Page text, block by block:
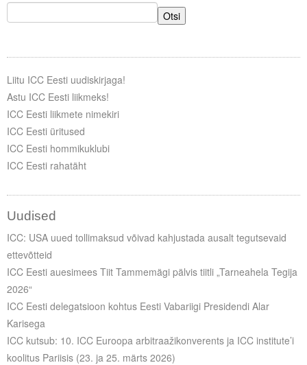
Otsi
Liitu ICC Eesti uudiskirjaga!
Astu ICC Eesti liikmeks!
ICC Eesti liikmete nimekiri
ICC Eesti üritused
ICC Eesti hommikuklubi
ICC Eesti rahatäht
Uudised
ICC: USA uued tollimaksud võivad kahjustada ausalt tegutsevaid
ettevõtteid
ICC Eesti auesimees Tiit Tammemägi pälvis tiitli „Tarneahela Tegija
2026“
ICC Eesti delegatsioon kohtus Eesti Vabariigi Presidendi Alar
Karisega
ICC kutsub: 10. ICC Euroopa arbitraažikonverents ja ICC institute’i
koolitus Pariisis (23. ja 25. märts 2026)